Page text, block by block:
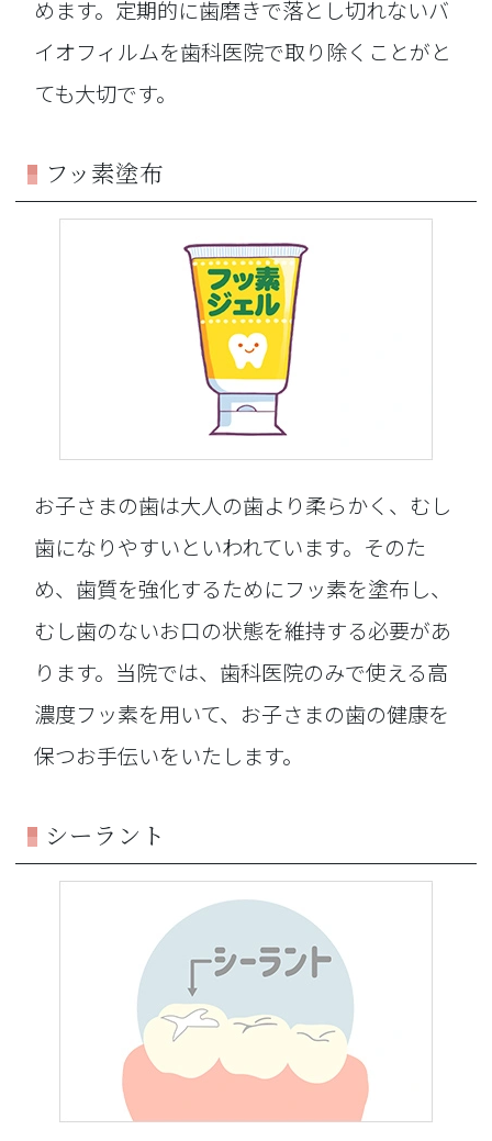
めます。定期的に歯磨きで落とし切れないバ
イオフィルムを歯科医院で取り除くことがと
ても大切です。
フッ素塗布
お子さまの歯は大人の歯より柔らかく、むし
歯になりやすいといわれています。そのた
め、歯質を強化するためにフッ素を塗布し、
むし歯のないお口の状態を維持する必要があ
ります。当院では、歯科医院のみで使える高
濃度フッ素を用いて、お子さまの歯の健康を
保つお手伝いをいたします。
シーラント